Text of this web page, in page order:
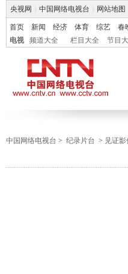
央视网 中国网络电视台 网站地图
首页 新闻 经济 体育 综艺 春
电视
频道大全 栏目大全 节目
中国网络电视台 > 纪录片台 > 见证